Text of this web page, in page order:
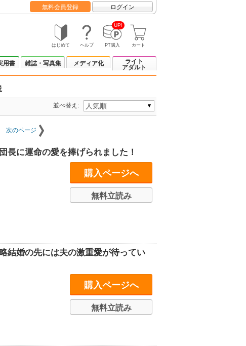
無料会員登録 ログイン
はじめて ヘルプ
UP!
PT購入 カート
用書 雑誌・写真集 メディア化
ライト
アダルト
並べ替え:
次のページ
長に運命の愛を捧げられました！
購入ページへ
無料立読み
結婚の先には夫の激重愛が待ってい
購入ページへ
無料立読み